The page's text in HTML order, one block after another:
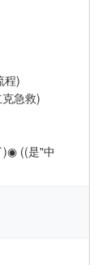
程)
急救)
((是"中